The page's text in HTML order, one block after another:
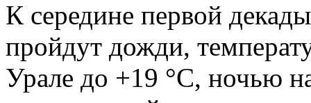
К середине первой
пройдут дожди,
Урале до +19 °С, ночью